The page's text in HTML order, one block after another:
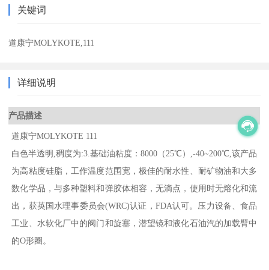
关键词
道康宁MOLYKOTE,111
详细说明
产品描述
道康宁MOLYKOTE 111
白色半透明,稠度为:3.基础油粘度：8000（25℃）,-40~200℃,该产品
为高粘度硅脂，工作温度范围宽，极佳的耐水性、耐矿物油和大多
数化学品，与多种塑料和弹胶体相容，无滴点，使用时无熔化和流
出，获英国水理事委员会(WRC)认证，FDA认可。压力设备、食品
工业、水软化厂中的阀门和旋塞，潜望镜和液化石油汽的加载臂中
的O形圈。